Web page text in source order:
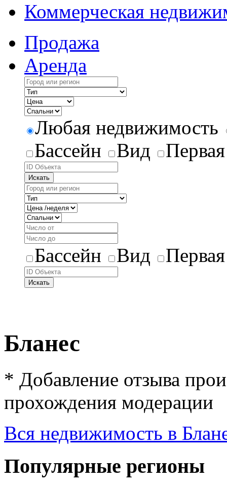
Коммерческая
Продажа
Аренда
Любая недвижимость
Бассейн
Вид
Искать
Бассейн Вид
Искать
Бланес
* Добавление отзыва
прохождения модерации
Вся недвижимость в
Популярные регионы